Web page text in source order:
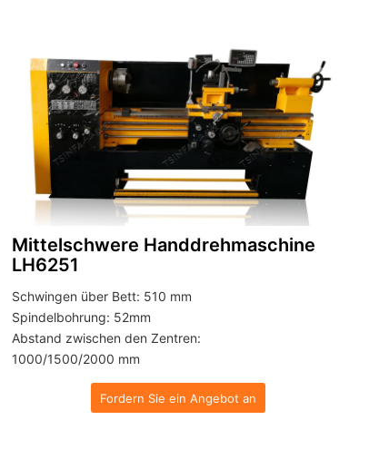
Mittelschwere Handdrehmaschine
LH6251
Schwingen über Bett: 510 mm
Spindelbohrung: 52mm
Abstand zwischen den Zentren:
1000/1500/2000 mm
Fordern Sie ein Angebot an